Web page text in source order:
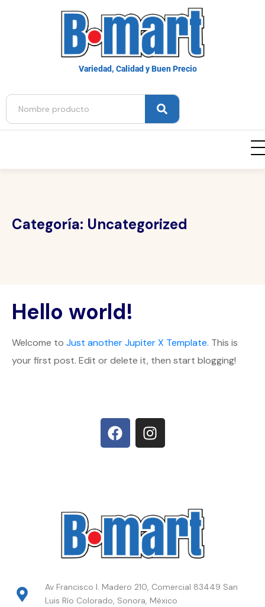
Variedad, Calidad y Buen Precio
Categoría: Uncategorized
Hello world!
Welcome to Just another Jupiter X Template. This is
your first post. Edit or delete it, then start blogging!
Av Francisco I. Madero 210, Comercial 83449 San
Luis Río Colorado, Sonora, México